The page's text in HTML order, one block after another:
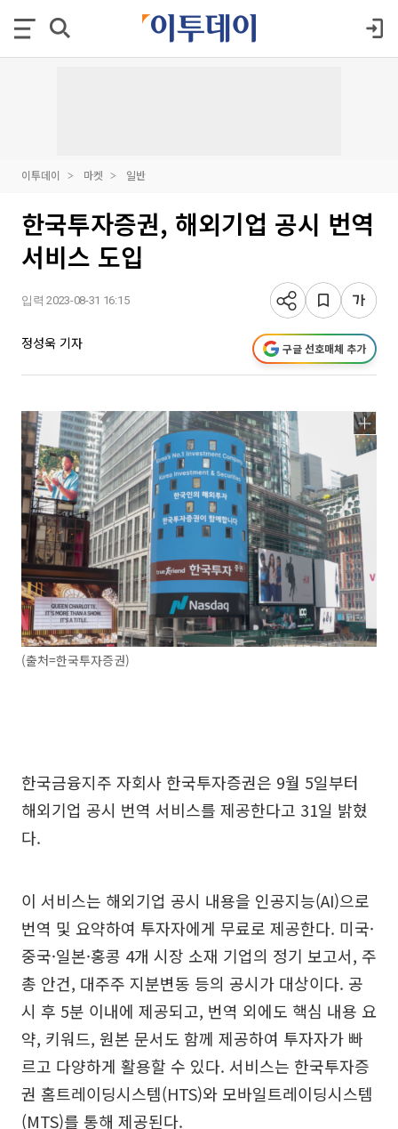
이투데이 마켓 일반
한국투자증권, 해외기업 공시 번역
서비스 도입
입력 2023-08-31 16:15
정성욱 기자 구글 선호매체 추가
(출처=한국투자증권)
한국금융지주 자회사 한국투자증권은 9월 5일부터
해외기업 공시 번역 서비스를 제공한다고 31일 밝혔
다.
이 서비스는 해외기업 공시 내용을 인공지능(AI)으로
번역 및 요약하여 투자자에게 무료로 제공한다. 미국·
중국·일본·홍콩 4개 시장 소재 기업의 정기 보고서, 주
총 안건, 대주주 지분변동 등의 공시가 대상이다. 공
시 후 5분 이내에 제공되고, 번역 외에도 핵심 내용 요
약, 키워드, 원본 문서도 함께 제공하여 투자자가 빠
르고 다양하게 활용할 수 있다. 서비스는 한국투자증
권 홈트레이딩시스템(HTS)와 모바일트레이딩시스템
(MTS)를 통해 제공된다.